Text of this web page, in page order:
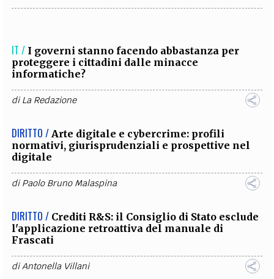
IT / I governi stanno facendo abbastanza per
proteggere i cittadini dalle minacce
informatiche?
diLa Redazione
DIRITTO / Arte digitale e cybercrime: profili
normativi, giurisprudenziali e prospettive nel
digitale
diPaolo Bruno Malaspina
DIRITTO / Crediti R&S: il Consiglio di Stato esclude
l'applicazione retroattiva del manuale di
Frascati
diAntonella Villani